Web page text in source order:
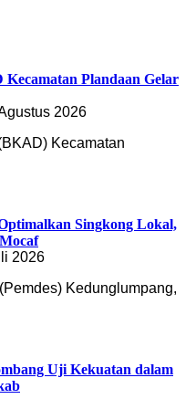
Plandaan Gelar
2026
Kecamatan
Singkong Lokal,
2026
Kedunglumpang,
Uji Kekuatan dalam